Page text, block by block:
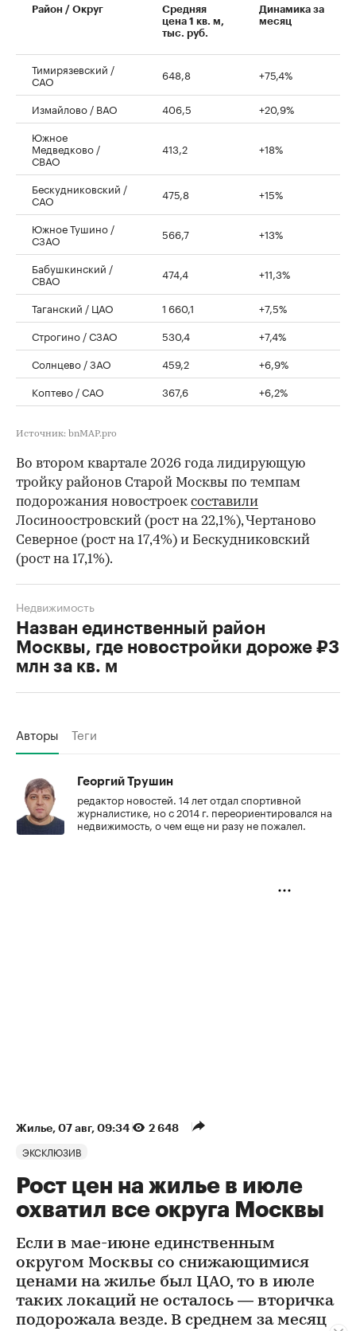
Район / Округ
Средняя
цена 1 кв. м,
тыс. руб.
Динамика за
месяц
Тимирязевский /
САО 648,8 +75,4%
Измайлово / ВАО 406,5
+20,9%
Южное
Медведково /
СВАО
413,2 +18%
Бескудниковский /
САО 475,8 +15%
Южное Тушино /
СЗАО 566,7 +13%
Бабушкинский /
СВАО 474,4 +11,3%
Таганский / ЦАО 1 660,1
+7,5%
Строгино / СЗАО
530,4
+7,4%
Солнцево / ЗАО
459,2
+6,9%
Коптево / САО
367,6 +6,2%
Источник: bnMAP.pro
Во втором квартале 2026 года лидирующую
тройку районов Старой Москвы по темпам
подорожания новостроек составили
Лосиноостровский (рост на 22,1%), Чертаново
Северное (рост на 17,4%) и Бескудниковский
(рост на 17,1%).
Назван единственный район
Москвы, где новостройки дороже ₽3
млн за кв. м
Недвижимость
Авторы Теги
Георгий Трушин
редактор новостей. 14 лет отдал спортивной
журналистике, но с 2014 г. переориентировался на
недвижимость, о чем еще ни разу не пожалел.
Жилье⁠, 07 авг, 09:34 2 648
ЭКСКЛЮЗИВ
Рост цен на жилье в июле
охватил все округа Москвы
Если в мае-июне единственным
округом Москвы со снижающимися
ценами на жилье был ЦАО, то в июле
таких локаций не осталось — вторичка
подорожала везде. В среднем за месяц